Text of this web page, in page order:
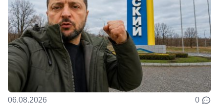
06.08.2026 0